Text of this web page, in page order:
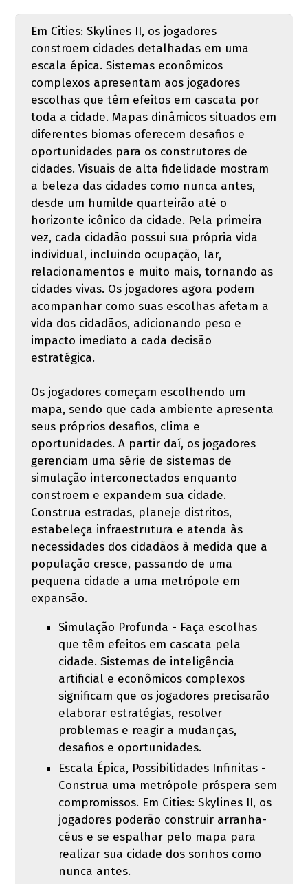
Em Cities: Skylines II, os jogadores
constroem cidades detalhadas em uma
escala épica. Sistemas econômicos
complexos apresentam aos jogadores
escolhas que têm efeitos em cascata por
toda a cidade. Mapas dinâmicos situados em
diferentes biomas oferecem desafios e
oportunidades para os construtores de
cidades. Visuais de alta fidelidade mostram
a beleza das cidades como nunca antes,
desde um humilde quarteirão até o
horizonte icônico da cidade. Pela primeira
vez, cada cidadão possui sua própria vida
individual, incluindo ocupação, lar,
relacionamentos e muito mais, tornando as
cidades vivas. Os jogadores agora podem
acompanhar como suas escolhas afetam a
vida dos cidadãos, adicionando peso e
impacto imediato a cada decisão
estratégica.
Os jogadores começam escolhendo um
mapa, sendo que cada ambiente apresenta
seus próprios desafios, clima e
oportunidades. A partir daí, os jogadores
gerenciam uma série de sistemas de
simulação interconectados enquanto
constroem e expandem sua cidade.
Construa estradas, planeje distritos,
estabeleça infraestrutura e atenda às
necessidades dos cidadãos à medida que a
população cresce, passando de uma
pequena cidade a uma metrópole em
expansão.
Simulação Profunda - Faça escolhas
que têm efeitos em cascata pela
cidade. Sistemas de inteligência
artificial e econômicos complexos
significam que os jogadores precisarão
elaborar estratégias, resolver
problemas e reagir a mudanças,
desafios e oportunidades.
Escala Épica, Possibilidades Infinitas -
Construa uma metrópole próspera sem
compromissos. Em Cities: Skylines II, os
jogadores poderão construir arranha-
céus e se espalhar pelo mapa para
realizar sua cidade dos sonhos como
nunca antes.